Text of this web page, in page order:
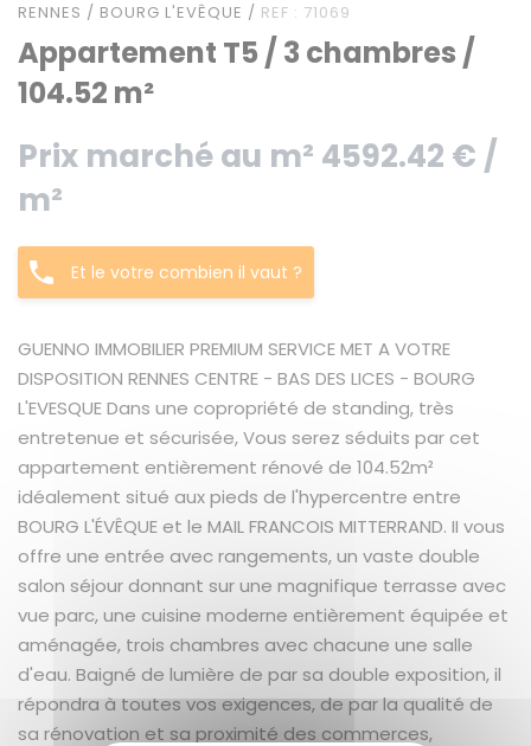
RENNES / BOURG L'EVÊQUE / REF : 71069
Appartement T5 / 3 chambres /
104.52 m²
Prix marché au m² 4592.42 € /
m²
Et le votre combien il vaut ?
GUENNO IMMOBILIER PREMIUM SERVICE MET A VOTRE
DISPOSITION RENNES CENTRE - BAS DES LICES - BOURG
L'EVESQUE Dans une copropriété de standing, très
entretenue et sécurisée, Vous serez séduits par cet
appartement entièrement rénové de 104.52m²
idéalement situé aux pieds de l'hypercentre entre
BOURG L'ÉVÊQUE et le MAIL FRANCOIS MITTERRAND. II vous
offre une entrée avec rangements, un vaste double
salon séjour donnant sur une magnifique terrasse avec
vue parc, une cuisine moderne entièrement équipée et
aménagée, trois chambres avec chacune une salle
d'eau. Baigné de lumière de par sa double exposition, il
répondra à toutes vos exigences, de par la qualité de
sa rénovation et sa proximité des commerces,